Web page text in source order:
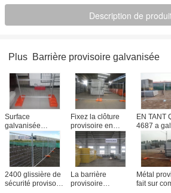
Description de
Plus Barrière provisoire galvanisée
Surface
galvanisée
plongée chaude
de barrière de
maillon de chaîne
de construction de
l'Australie
As4687-2007
HDG
Fixez la clôture
provisoire en
acier, couleur
résistante de
panneaux de
barrière adaptée
aux besoins du
client
EN TANT
4687 a
la sécurité
provisoire
barrière,
provisoire
clôturant
en
2400 glissière de
sécurité provisoire
La barrière
provisoire
Métal
fait sur